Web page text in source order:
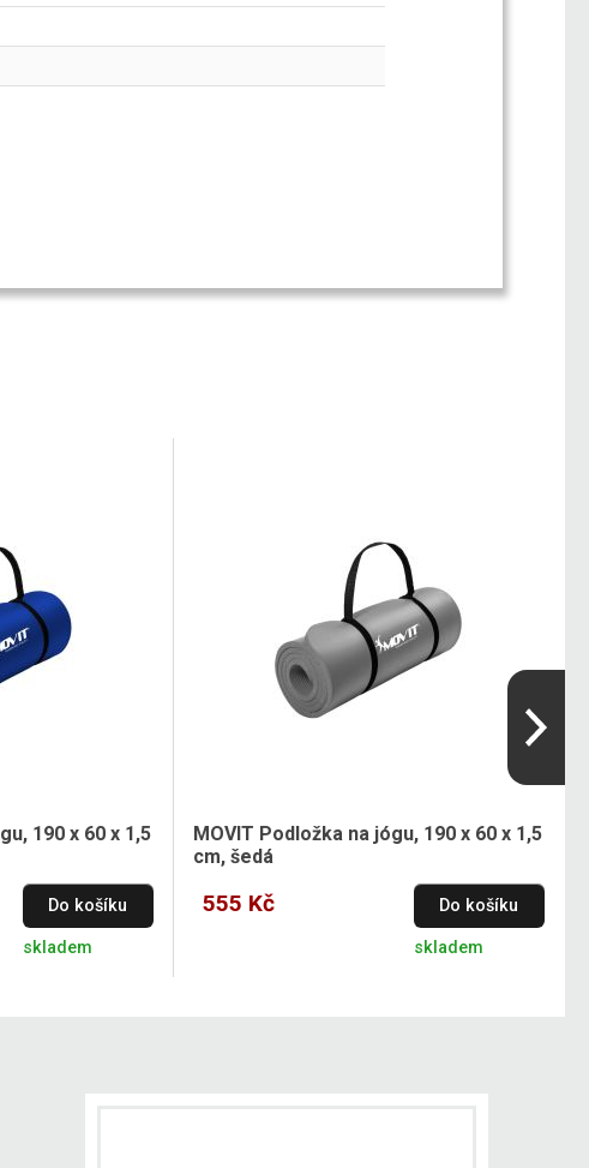
190 x 60 x 1,5
Do košíku
skladem
MOVIT Podložka na jógu, 190 x 60 x 1,5
cm, šedá
555 Kč Do košíku
skladem